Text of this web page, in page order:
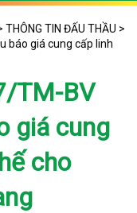
THÔNG TIN ĐẤU THẦU >
báo giá cung cấp linh
TM-BV
giá cung
cho